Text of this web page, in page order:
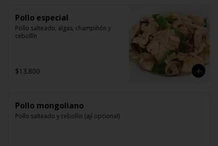
Pollo especial
Pollo salteado, algas, champiñón y
cebollín
$13.800
Pollo mongoliano
Pollo salteado y cebollín (ají opcional)